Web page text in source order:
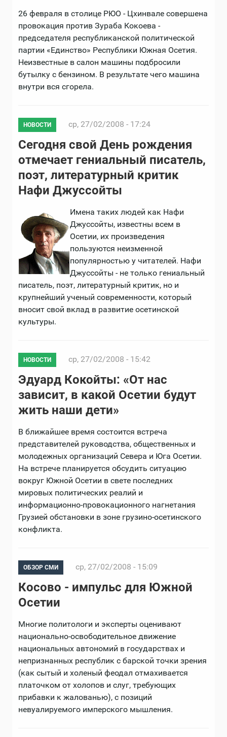
26 февраля в столице РЮО - Цхинвале совершена
провокация против Зураба Кокоева -
председателя республиканской политической
партии «Единство» Республики Южная Осетия.
Неизвестные в салон машины подбросили
бутылку с бензином. В результате чего машина
внутри вся сгорела.
НОВОСТИ ср, 27/02/2008 - 17:24
Сегодня свой День рождения
отмечает гениальный писатель,
поэт, литературный критик
Нафи Джуссойты
Имена таких людей как Нафи
Джуссойты, известны всем в
Осетии, их произведения
пользуются неизменной
популярностью у читателей. Нафи
Джуссойты - не только гениальный
писатель, поэт, литературный критик, но и
крупнейший ученый современности, который
вносит свой вклад в развитие осетинской
культуры.
НОВОСТИ ср, 27/02/2008 - 15:42
Эдуард Кокойты: «От нас
зависит, в какой Осетии будут
жить наши дети»
В ближайшее время состоится встреча
представителей руководства, общественных и
молодежных организаций Севера и Юга Осетии.
На встрече планируется обсудить ситуацию
вокруг Южной Осетии в свете последних
мировых политических реалий и
информационно-провокационного нагнетания
Грузией обстановки в зоне грузино-осетинского
конфликта.
ОБЗОР СМИ ср, 27/02/2008 - 15:09
Косово - импульс для Южной
Осетии
Многие политологи и эксперты оценивают
национально-освободительное движение
национальных автономий в государствах и
непризнанных республик с барской точки зрения
(как сытый и холеный феодал отмахивается
платочком от холопов и слуг, требующих
прибавки к жалованью), с позиций
невуалируемого имперского мышления.